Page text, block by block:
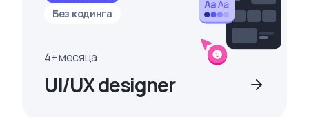
Без кодинга
4+ месяца
UI/UX designer